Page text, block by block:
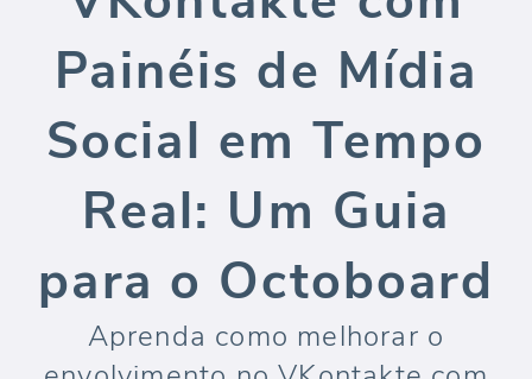
Painéis de Mídia
Social em Tempo
Real: Um Guia
para o Octoboard
Aprenda como melhorar o